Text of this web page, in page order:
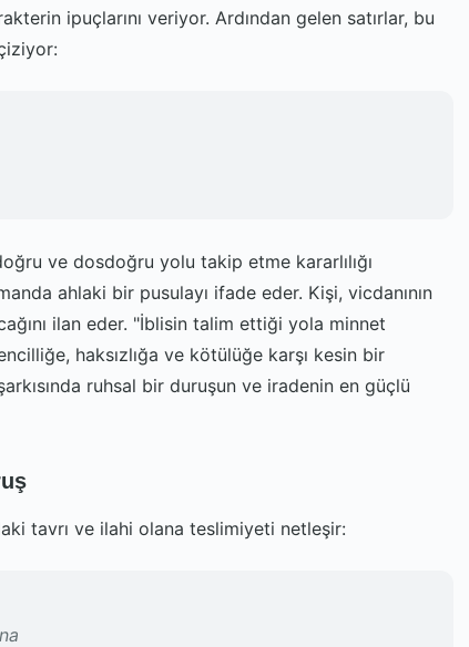
ipuçlarını veriyor. Ardından gelen satırlar, bu
ve dosdoğru yolu takip etme kararlılığı
ahlaki bir pusulayı ifade eder. Kişi, vicdanının
ilan eder. "İblisin talim ettiği yola minnet
haksızlığa ve kötülüğe karşı kesin bir
ruhsal bir duruşun ve iradenin en güçlü
tavrı ve ilahi olana teslimiyeti netleşir: